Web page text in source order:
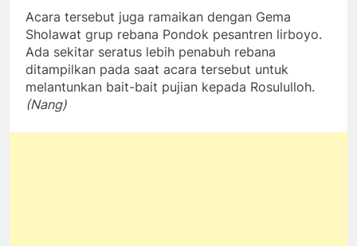
Acara tersebut juga ramaikan dengan Gema
Sholawat grup rebana Pondok pesantren lirboyo.
Ada sekitar seratus lebih penabuh rebana
ditampilkan pada saat acara tersebut untuk
melantunkan bait-bait pujian kepada Rosululloh.
(Nang)